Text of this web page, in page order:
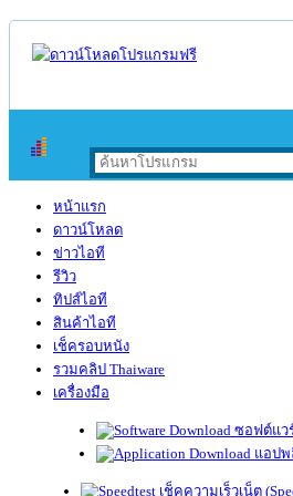
หน้าแรก
ดาวน์โหลด
ข่าวไอที
รีวิว
ทิปส์ไอที
สินค้าไอที
เช็ครอบหนัง
รวมคลิป Thaiware
เครื่องมือ
ซอฟต์แว
แอป
เช็คความเร็วเน็ต